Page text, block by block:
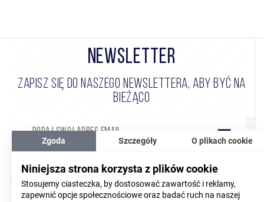
NEWSLETTER
ZAPISZ SIĘ DO NASZEGO NEWSLETTERA, ABY BYĆ NA
BIEŻĄCO
Wyrażam zgodę na przetwarzanie moich danych
osobowych
(CZYTAJ WIĘCEJ)
Zgoda Szczegóły O plikach cookie
Niniejsza strona korzysta z plików cookie
Stosujemy ciasteczka, by dostosować zawartość i reklamy,
zapewnić opcje społecznościowe oraz badać ruch na naszej